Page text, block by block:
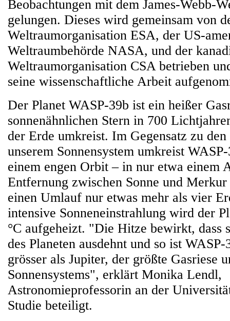
Beobachtungen mit dem James-Webb-
gelungen. Dieses wird gemeinsam von
Weltraumorganisation ESA, der US-
Weltraumbehörde NASA, und der
Weltraumorganisation CSA betrieben
seine wissenschaftliche Arbeit
Der Planet WASP-39b ist ein heißer
sonnenähnlichen Stern in 700
der Erde umkreist. Im Gegensatz zu
unserem Sonnensystem umkreist
einem engen Orbit – in nur etwa einem
Entfernung zwischen Sonne und
einen Umlauf nur etwas mehr als vier
intensive Sonneneinstrahlung wird der
°C aufgeheizt. "Die Hitze bewirkt, dass
des Planeten ausdehnt und so ist
grösser als Jupiter, der größte Gasriese
Sonnensystems", erklärt Monika Lendl,
Astronomieprofessorin an der
Studie beteiligt.